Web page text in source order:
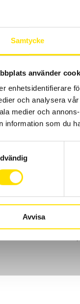
Samtycke
använder
enhetsidentifierare
och analysera
medier och
information som du
Avvisa